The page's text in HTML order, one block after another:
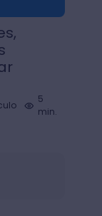
5
min.